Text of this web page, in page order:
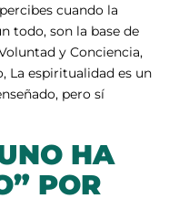
cuando la
todo, son la base de
y Conciencia,
La espiritualidad es un
pero sí
HA
POR